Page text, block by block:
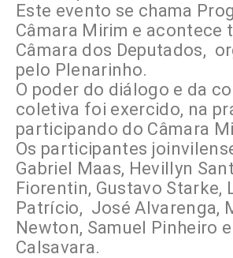
Este evento se chama
Câmara Mirim e acontece
Câmara dos Deputados,
pelo Plenarinho.
O poder do diálogo e da
coletiva foi exercido, na
participando do Câmara
Os participantes
Gabriel Maas, Hevillyn
Fiorentin, Gustavo Starke,
Patrício, José Alvarenga,
Newton, Samuel Pinheiro
Calsavara.